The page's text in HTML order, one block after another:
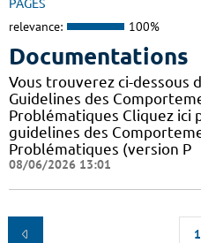
PAGES
relevance: 100%
Documentations
Vous trouverez ci-dessous
Guidelines des
Problématiques Cliquez ici
guidelines des
Problématiques (version P
08/06/2026 13:01
1